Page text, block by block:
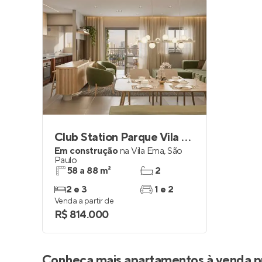
Club Station Parque Vila Ema
Em construçãona Vila Ema,São
Paulo
58 a 88 m²
2 e 3
2
1 e 2
Venda a partir de
R$ 814.000